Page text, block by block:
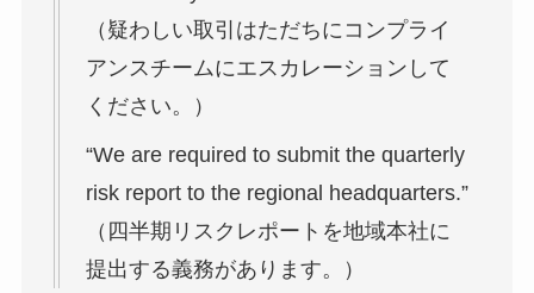
（疑わしい取引はただちにコンプライ
アンスチームにエスカレーションして
ください。）
“We are required to submit the quarterly
risk report to the regional headquarters.”
（四半期リスクレポートを地域本社に
提出する義務があります。）